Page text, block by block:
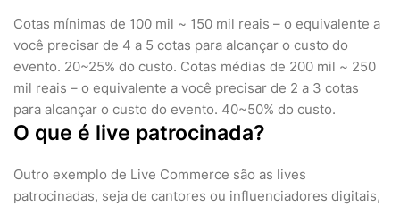
Cotas mínimas de 100 mil ~ 150 mil reais – o equivalente a
você precisar de 4 a 5 cotas para alcançar o custo do
evento. 20~25% do custo. Cotas médias de 200 mil ~ 250
mil reais – o equivalente a você precisar de 2 a 3 cotas
para alcançar o custo do evento. 40~50% do custo.
O que é live patrocinada?
Outro exemplo de Live Commerce são as lives
patrocinadas, seja de cantores ou influenciadores digitais,